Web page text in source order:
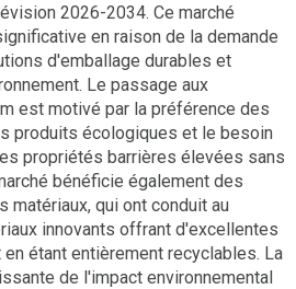
2026-2034. Ce marché
en raison de la demande
d'emballage durables et
Le passage aux
est motivé par la préférence des
produits écologiques et le besoin
propriétés barrières élevées sans
bénéficie également des
matériaux, qui ont conduit au
innovants offrant d'excellentes
étant entièrement recyclables. La
de l'impact environnemental